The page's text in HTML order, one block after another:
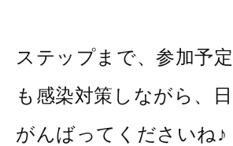
ステップまで、参加予
も感染対策しながら、
がんばってくださいね♪